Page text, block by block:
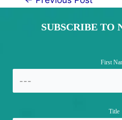
SUBSCRIBE TO
First
Title